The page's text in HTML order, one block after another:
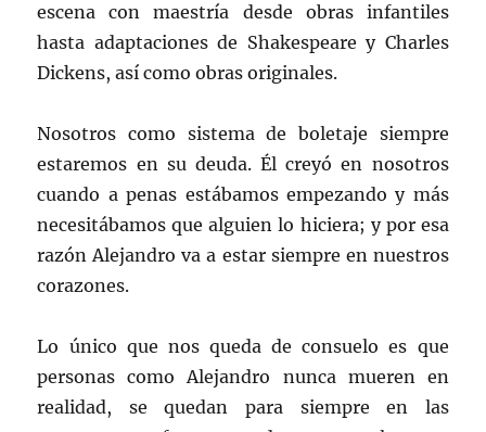
escena con maestría desde obras infantiles
hasta adaptaciones de Shakespeare y Charles
Dickens, así como obras originales.
Nosotros como sistema de boletaje siempre
estaremos en su deuda. Él creyó en nosotros
cuando a penas estábamos empezando y más
necesitábamos que alguien lo hiciera; y por esa
razón Alejandro va a estar siempre en nuestros
corazones.
Lo único que nos queda de consuelo es que
personas como Alejandro nunca mueren en
realidad, se quedan para siempre en las